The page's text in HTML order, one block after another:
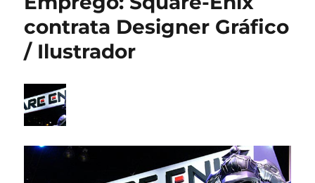
contrata Designer Gráfico
/ Ilustrador